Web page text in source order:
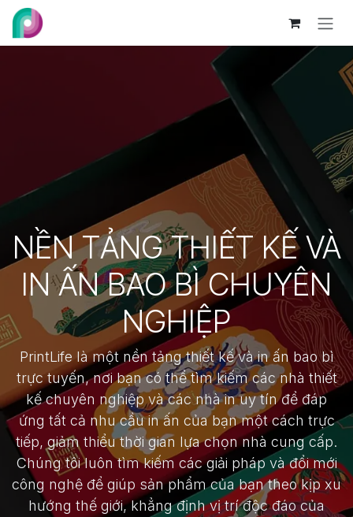
Bỏ qua để đến Nội dung
NỀN TẢNG THIẾT KẾ VÀ
IN ẤN BAO BÌ CHUYÊN
NGHIỆP
PrintLife là một nền tảng thiết kế và in ấn bao bì
trực tuyến, nơi bạn có thể tìm kiếm các nhà thiết
kế chuyên nghiệp và các nhà in uy tín để đáp
ứng tất cả nhu cầu in ấn của bạn một cách trực
tiếp, giảm thiểu thời gian lựa chọn nhà cung cấp.
Chúng tôi luôn tìm kiếm các giải pháp và đổi mới
công nghệ để giúp sản phẩm của bạn theo kịp xu
hướng thế giới, khẳng định vị trí độc đáo của